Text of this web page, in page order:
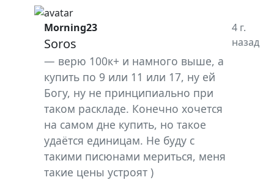
Morning23
Soros
верю 100к+ и намного выше, а
купить по 9 или 11 или 17, ну ей
Богу, ну не принципиально при
таком раскладе. Конечно хочется
на самом дне купить, но такое
удаётся единицам. Не буду с
такими писюнами мериться, меня
такие цены устроят )
4 г.
назад